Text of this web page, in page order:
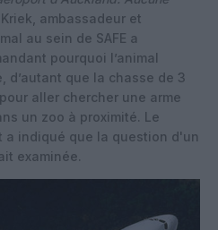
ambassadeur et
au sein de SAFE a
pourquoi l’animal
que la chasse de 3
aller chercher une arme
un zoo à proximité. Le
indiqué que la question d'un
examinée.